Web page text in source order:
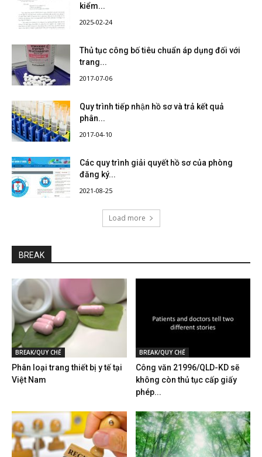
kiểm...
2025-02-24
Thủ tục công bố tiêu chuẩn áp dụng đối với
trang...
2017-07-06
Quy trình tiếp nhận hồ sơ và trả kết quả
phân...
2017-04-10
Các quy trình giải quyết hồ sơ của phòng
đăng ký...
2021-08-25
Load more
BREAK
BREAK/QUY CHẾ
Phân loại trang thiết bị y tế tại
Việt Nam
BREAK/QUY CHẾ
Công văn 21996/QLD-KD sẽ
không còn thủ tục cấp giấy
phép...